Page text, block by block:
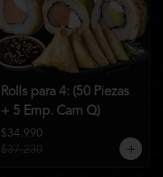
Rolls para 4: (50 Piezas
+ 5 Emp. Cam Q)
$34.990
$37.230